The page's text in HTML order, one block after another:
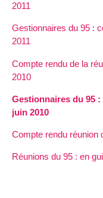
2011
Gestionnaires du 95 :
2011
Compte rendu de la
2010
Gestionnaires du 95
juin 2010
Compte rendu réunion
Réunions du 95 : en